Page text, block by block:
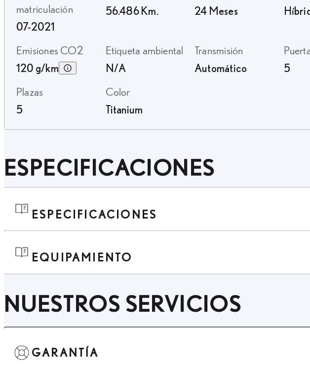
matriculación
07-2021
56.486 Km.
24 Meses
Emisiones CO2
120 g/km
Etiqueta ambiental
N/A
Transmisión
Automático
5
Plazas
5
Color
Titanium
ESPECIFICACIONES
ESPECIFICACIONES
EQUIPAMIENTO
NUESTROS SERVICIOS
GARANTÍA